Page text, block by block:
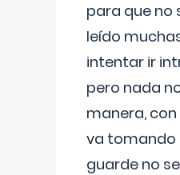
para que no
leído
intentar ir
pero nada
manera,
va tomando
guarde no